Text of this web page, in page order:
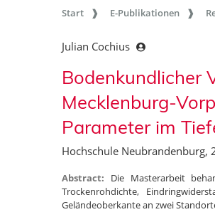
Start E-Publikationen
Julian Cochius
Bodenkundlicher
Mecklenburg-
Parameter im
Hochschule Neubrandenburg,
Abstract: Die Masterarbeit
Trockenrohdichte,
Geländeoberkante an zwei